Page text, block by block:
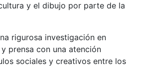
y el dibujo por parte de la
rigurosa investigación en
prensa con una atención
sociales y creativos entre los